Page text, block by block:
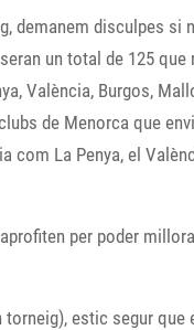
demanem disculpes si
un total de 125
València, Burgos,
de Menorca que
com La Penya, el
per poder
estic segur